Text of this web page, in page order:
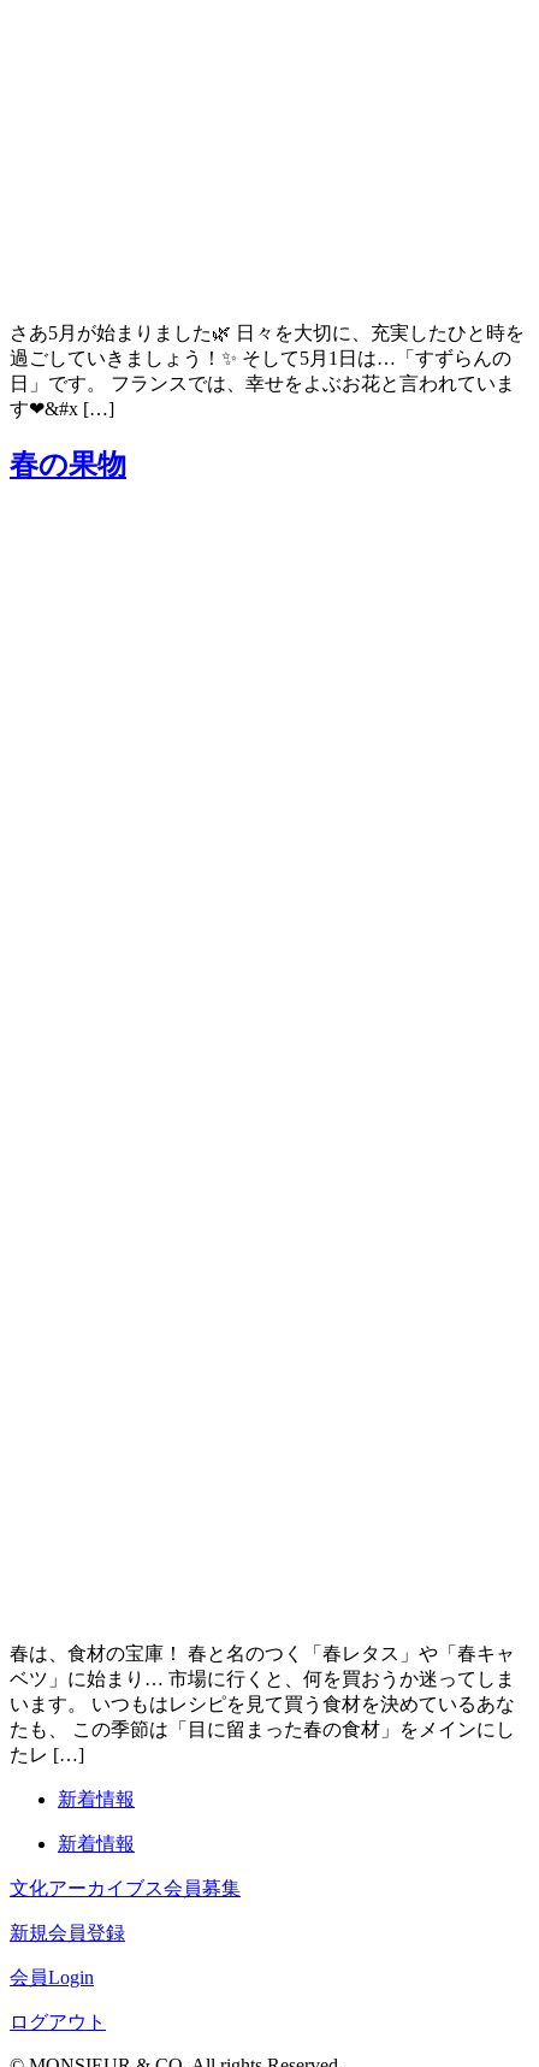
さあ5月が始まりました🌿 日々を大切に、充実したひと時を
過ごしていきましょう！✨ そして5月1日は…「すずらんの
日」です。 フランスでは、幸せをよぶお花と言われていま
す❤&#x […]
春の果物
春は、食材の宝庫！ 春と名のつく「春レタス」や「春キャ
ベツ」に始まり… 市場に行くと、何を買おうか迷ってしま
います。 いつもはレシピを見て買う食材を決めているあな
たも、 この季節は「目に留まった春の食材」をメインにし
たレ […]
新着情報
新着情報
文化アーカイブス会員募集
新規会員登録
会員Login
ログアウト